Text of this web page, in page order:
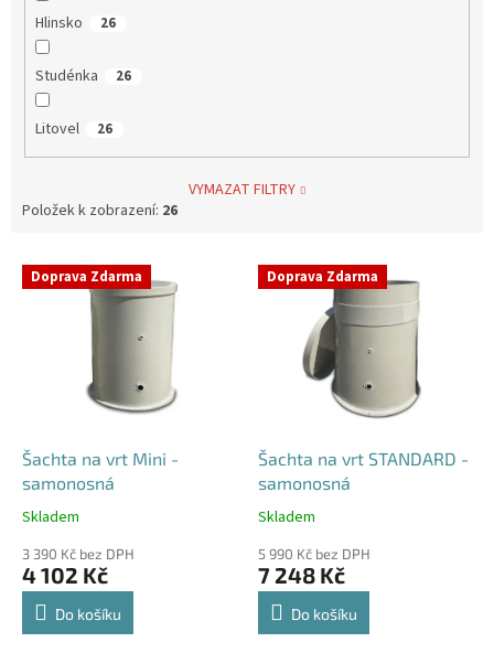
Hlinsko 26
Studénka 26
Litovel 26
VYMAZAT FILTRY
Položek k zobrazení: 26
V Doprava Zdarma
Šachta na vrt Mini -
samonosná
Průměrné
produktu
je
4,4
Skladem
3 390 Kč bez DPH
4 102 Kč
Do košíku
Doprava Zdarma
Šachta na vrt STANDARD -
samonosná
Průměrné
produktu
je
4,3
Skladem
5 990 Kč bez DPH
7 248 Kč
Do košíku